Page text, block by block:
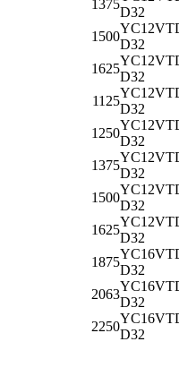
1375
D32
1500
D32
1625
D32
1125
D32
1250
D32
1375
D32
1500
D32
1625
D32
1875
D32
2063
D32
2250
D32